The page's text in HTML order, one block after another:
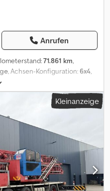
Anrufen
71.861 km,
, Achsen-Konfiguration:6x4
Optionen und Zubehör = - 3
Überholt: × Dedpfxey Rh Tao
Informationen =
6 Antrieb: Rad Motortyp:
OM926LA (Euro 2), ~240 kW
kg Zuladung: 120 kg zGG:
38 m CE-Kennzeichnung: ja
(Technische
Technischer Zustand:
gut Identifikation Kennzeichen:
Kleinanzeige